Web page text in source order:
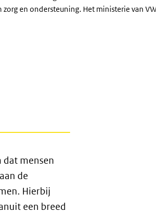
en ondersteuning. Het ministerie van
dat mensen
de
Hierbij
een breed